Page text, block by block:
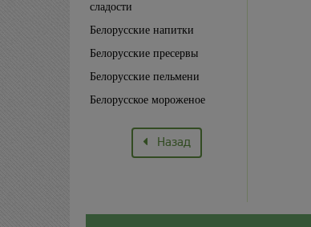
сладости
Белорусские напитки
Белорусские пресервы
Белорусские пельмени
Белорусское мороженое
Назад